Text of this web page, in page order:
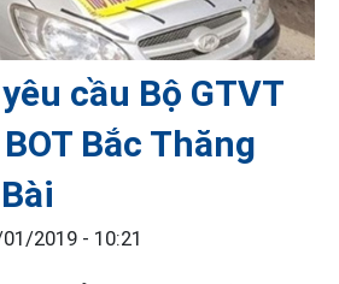
cầu Bộ GTVT
Bắc Thăng
2019 - 10:21